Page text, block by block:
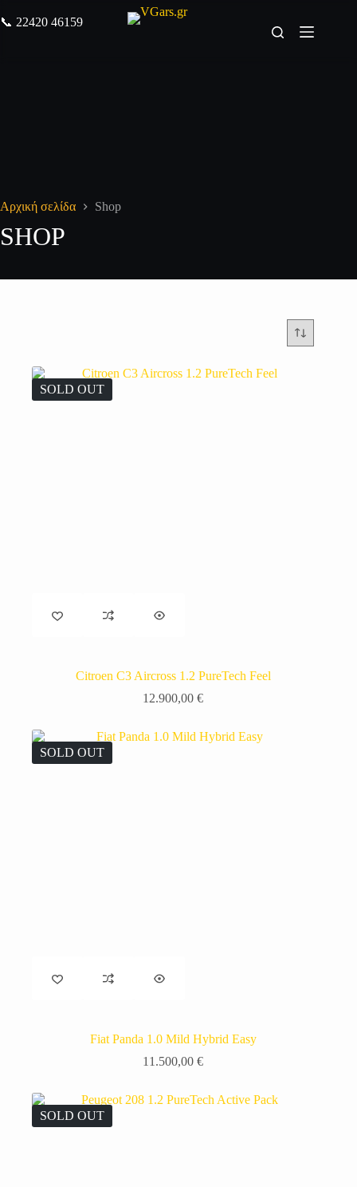
📞 22420 46159
Αρχική σελίδα Shop
SHOP
SOLD OUT
Citroen C3 Aircross 1.2 PureTech Feel
12.900,00€
SOLD OUT
Fiat Panda 1.0 Mild Hybrid Easy
11.500,00€
SOLD OUT